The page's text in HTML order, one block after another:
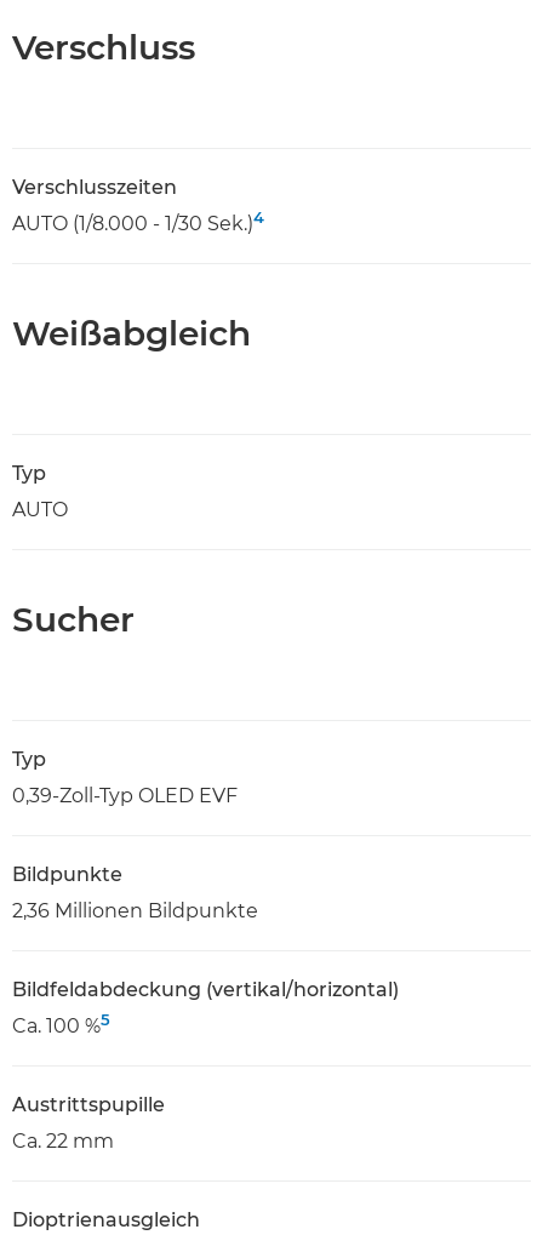
Verschluss
Verschlusszeiten
AUTO (1/8.000 - 1/30 Sek.)4
Weißabgleich
Typ
AUTO
Sucher
Typ
0,39-Zoll-Typ OLED EVF
Bildpunkte
2,36 Millionen Bildpunkte
Bildfeldabdeckung (vertikal/horizontal)
Ca. 100 %5
Austrittspupille
Ca. 22 mm
Dioptrienausgleich